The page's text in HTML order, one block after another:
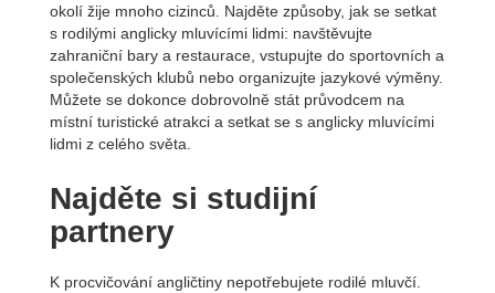
okolí žije mnoho cizinců. Najděte způsoby, jak se setkat
s rodilými anglicky mluvícími lidmi: navštěvujte
zahraniční bary a restaurace, vstupujte do sportovních a
společenských klubů nebo organizujte jazykové výměny.
Můžete se dokonce dobrovolně stát průvodcem na
místní turistické atrakci a setkat se s anglicky mluvícími
lidmi z celého světa.
Najděte si studijní
partnery
K procvičování angličtiny nepotřebujete rodilé mluvčí.